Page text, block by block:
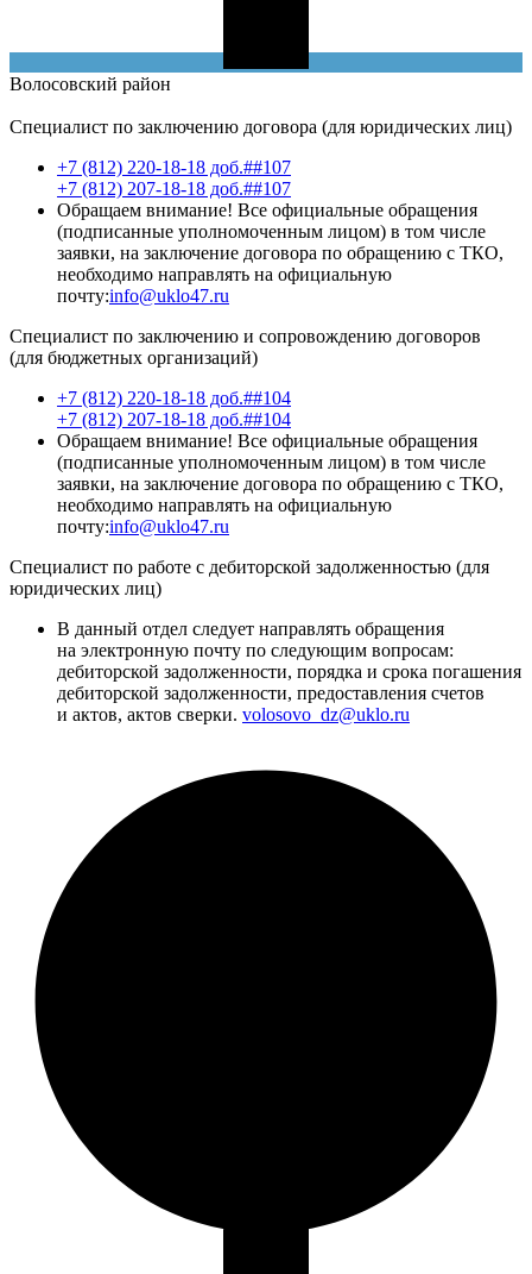
Волосовский район
Специалист по заключению договора (для юридических лиц)
+7 (812) 220-18-18 доб.##107
+7 (812) 207-18-18 доб.##107
Обращаем внимание! Все официальные обращения
(подписанные уполномоченным лицом) в том числе
заявки, на заключение договора по обращению с ТКО,
необходимо направлять на официальную
почту:info@uklo47.ru
Специалист по заключению и сопровождению договоров
(для бюджетных организаций)
+7 (812) 220-18-18 доб.##104
+7 (812) 207-18-18 доб.##104
Обращаем внимание! Все официальные обращения
(подписанные уполномоченным лицом) в том числе
заявки, на заключение договора по обращению с ТКО,
необходимо направлять на официальную
почту:info@uklo47.ru
Специалист по работе с дебиторской задолженностью (для
юридических лиц)
В данный отдел следует направлять обращения
на электронную почту по следующим вопросам:
дебиторской задолженности, порядка и срока погашения
дебиторской задолженности, предоставления счетов
и актов, актов сверки. volosovo_dz@uklo.ru